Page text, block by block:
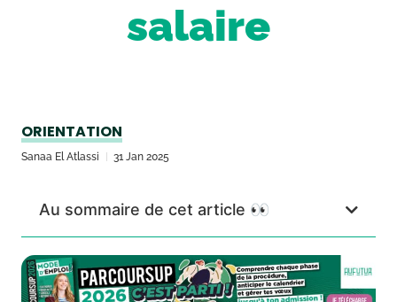
salaire
ORIENTATION
Sanaa El Atlassi 31 Jan 2025
Au sommaire de cet article 👀